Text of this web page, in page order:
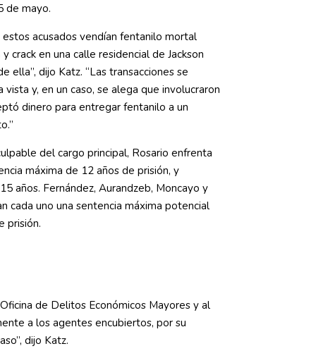
de mayo.
estos acusados vendían fentanilo mortal
crack en una calle residencial de Jackson
ella”, dijo Katz. “Las transacciones se
vista y, en un caso, se alega que involucraron
dinero para entregar fentanilo a un
del cargo principal, Rosario enfrenta
máxima de 12 años de prisión, y
años. Fernández, Aurandzeb, Moncayo y
cada uno una sentencia máxima potencial
prisión.
de Delitos Económicos Mayores y al
a los agentes encubiertos, por su
dijo Katz.